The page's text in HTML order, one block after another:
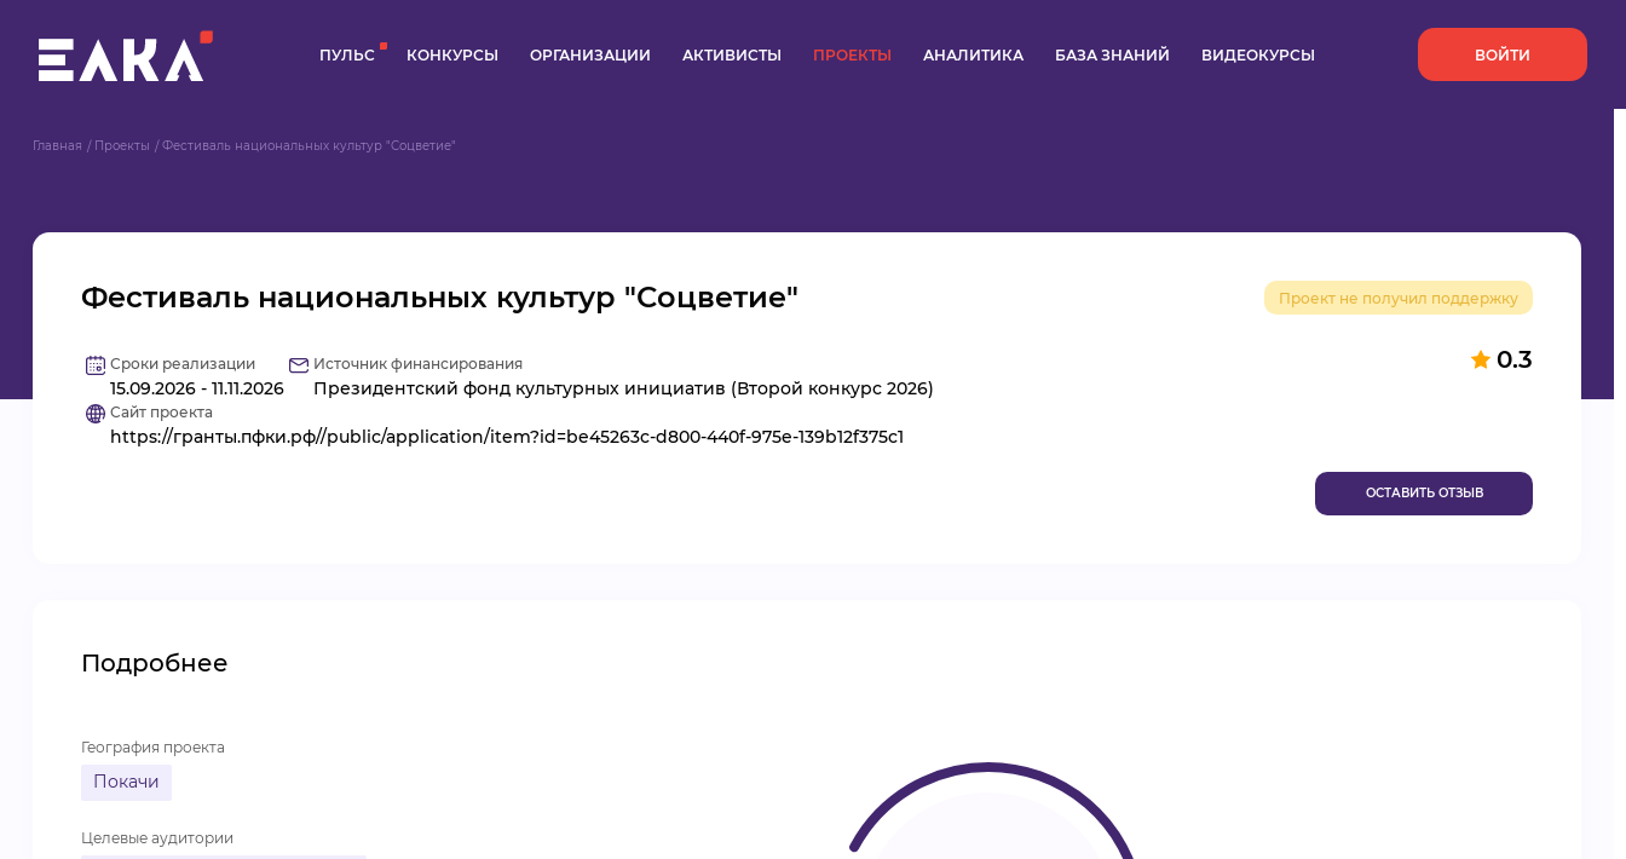
ПУЛЬС КОНКУРСЫ ОРГАНИЗАЦИИ АКТИВИСТЫ ПРОЕКТЫ АНАЛИТИКА БАЗА ЗНАНИЙ ВИДЕОКУРСЫ ВОЙТИ
ПРОЕКТЫ
АНАЛИТИКА
Главная Проекты Фестиваль национальных культур "Соцветие"
Фестиваль национальных культур "Соцветие" Проект не получил поддержку
0.3
Сроки реализации
15.09.2026 - 11.11.2026
Источник финансирования
Президентский фонд культурных инициатив (Второй конкурс 2026)
Сайт проекта
https://гранты.пфки.рф//public/application/item?id=be45263c-d800-440f-975e-139b12f375c1
ОСТАВИТЬ ОТЗЫВ
Подробнее
География проекта
Покачи
Целевые аудитории